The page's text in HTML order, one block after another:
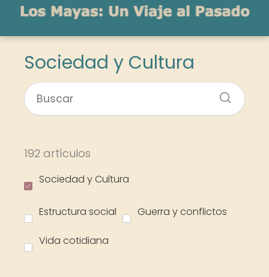
Sociedad y Cultura
192 artículos
Sociedad y Cultura
Estructura social Guerra y conflictos
Vida cotidiana